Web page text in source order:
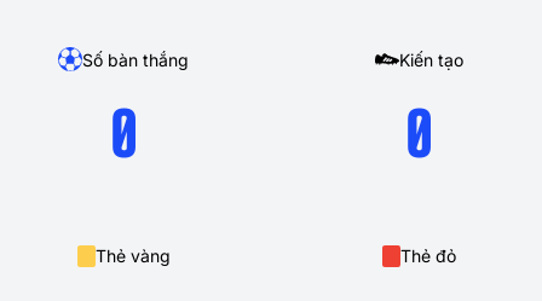
Số bàn thắng
0
Kiến tạo
0
Thẻ vàng Thẻ đỏ